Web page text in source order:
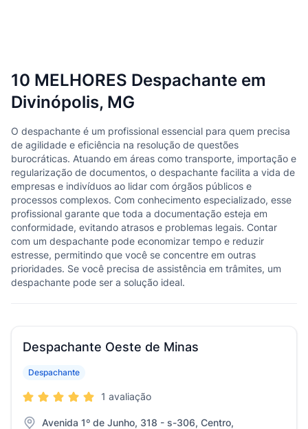
10 MELHORES Despachante em
Divinópolis, MG
O despachante é um profissional essencial para quem precisa
de agilidade e eficiência na resolução de questões
burocráticas. Atuando em áreas como transporte, importação e
regularização de documentos, o despachante facilita a vida de
empresas e indivíduos ao lidar com órgãos públicos e
processos complexos. Com conhecimento especializado, esse
profissional garante que toda a documentação esteja em
conformidade, evitando atrasos e problemas legais. Contar
com um despachante pode economizar tempo e reduzir
estresse, permitindo que você se concentre em outras
prioridades. Se você precisa de assistência em trâmites, um
despachante pode ser a solução ideal.
Despachante Oeste de Minas
Despachante
1 avaliação
Avenida 1º de Junho, 318 - s-306, Centro,